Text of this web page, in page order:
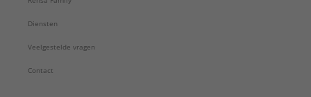
Diensten
Veelgestelde vragen
Contact